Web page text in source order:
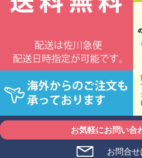
お気軽にお問い合
お問合せ